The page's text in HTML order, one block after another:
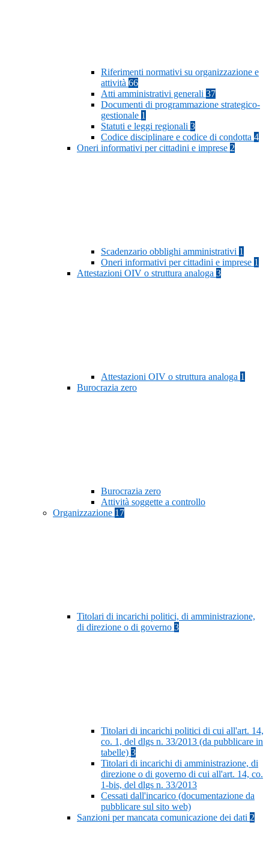
Riferimenti normativi su organizzazione e
attività 66
Atti amministrativi generali 37
Documenti di programmazione strategico-
gestionale 1
Statuti e leggi regionali 3
Codice disciplinare e codice di condotta 4
Oneri informativi per cittadini e imprese 2
Scadenzario obblighi amministrativi 1
Oneri informativi per cittadini e imprese 1
Attestazioni OIV o struttura analoga 3
Attestazioni OIV o struttura analoga 1
Burocrazia zero
Burocrazia zero
Attività soggette a controllo
Organizzazione 17
Titolari di incarichi politici, di amministrazione,
di direzione o di governo 3
Titolari di incarichi politici di cui all'art. 14,
co. 1, del dlgs n. 33/2013 (da pubblicare in
tabelle) 3
Titolari di incarichi di amministrazione, di
direzione o di governo di cui all'art. 14, co.
1-bis, del dlgs n. 33/2013
Cessati dall'incarico (documentazione da
pubblicare sul sito web)
Sanzioni per mancata comunicazione dei dati 2